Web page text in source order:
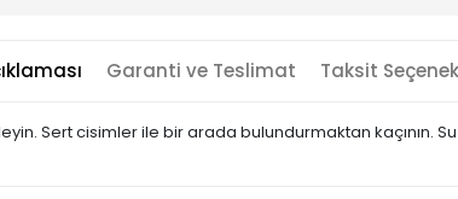
Garanti ve Teslimat Taksit
Sert cisimler ile bir arada bulundurmaktan kaçının.